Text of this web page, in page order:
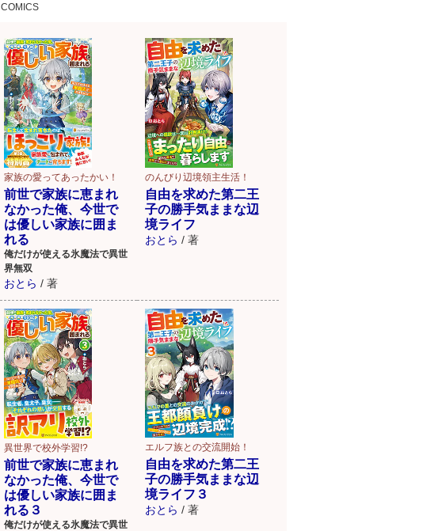
COMICS
家族の愛ってあったかい！
前世で家族に恵まれ
なかった俺、今世で
は優しい家族に囲ま
れる
俺だけが使える氷魔法で異世
界無双
おとら / 著
のんびり辺境領主生活！
自由を求めた第二王
子の勝手気ままな辺
境ライフ
おとら / 著
異世界で校外学習!?
前世で家族に恵まれ
なかった俺、今世で
は優しい家族に囲ま
れる３
俺だけが使える氷魔法で異世
エルフ族との交流開始！
自由を求めた第二王
子の勝手気ままな辺
境ライフ３
おとら / 著